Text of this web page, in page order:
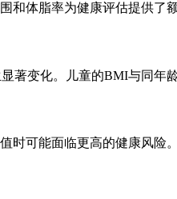
体脂率为健康评估提供了
变化。儿童的BMI与同年
可能面临更高的健康风险